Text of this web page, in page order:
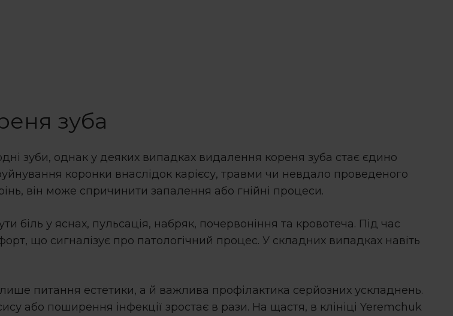
зуба
зуби, однак у деяких випадках видалення кореня зуба стає єдино
коронки внаслідок карієсу, травми чи невдало проведеного
він може спричинити запалення або гнійні процеси.
біль у яснах, пульсація, набряк, почервоніння та кровотеча. Під час
що сигналізує про патологічний процес. У складних випадках навіть
питання естетики, а й важлива профілактика серйозних ускладнень.
або поширення інфекції зростає в рази. На щастя, в клініці Yeremchuk